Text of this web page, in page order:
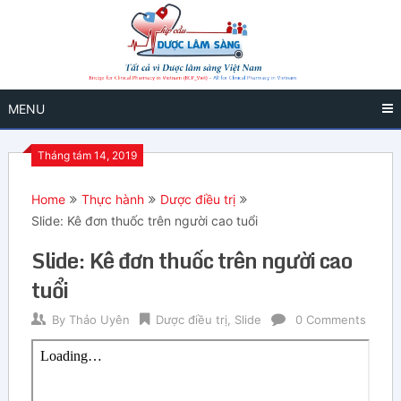
MENU
Tháng tám 14, 2019
Home Thực hành
Dược điều trị
Slide: Kê đơn thuốc trên người cao tuổi
Slide: Kê đơn thuốc trên người cao
tuổi
By Thảo Uyên Dược điều trị Slide 0 Comments